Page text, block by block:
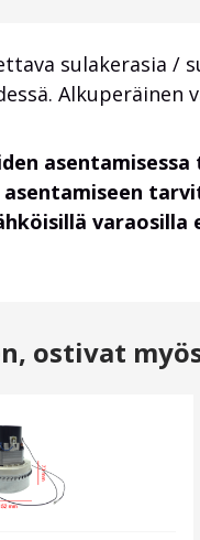
sulakerasia /
Alkuperäinen
ostivat